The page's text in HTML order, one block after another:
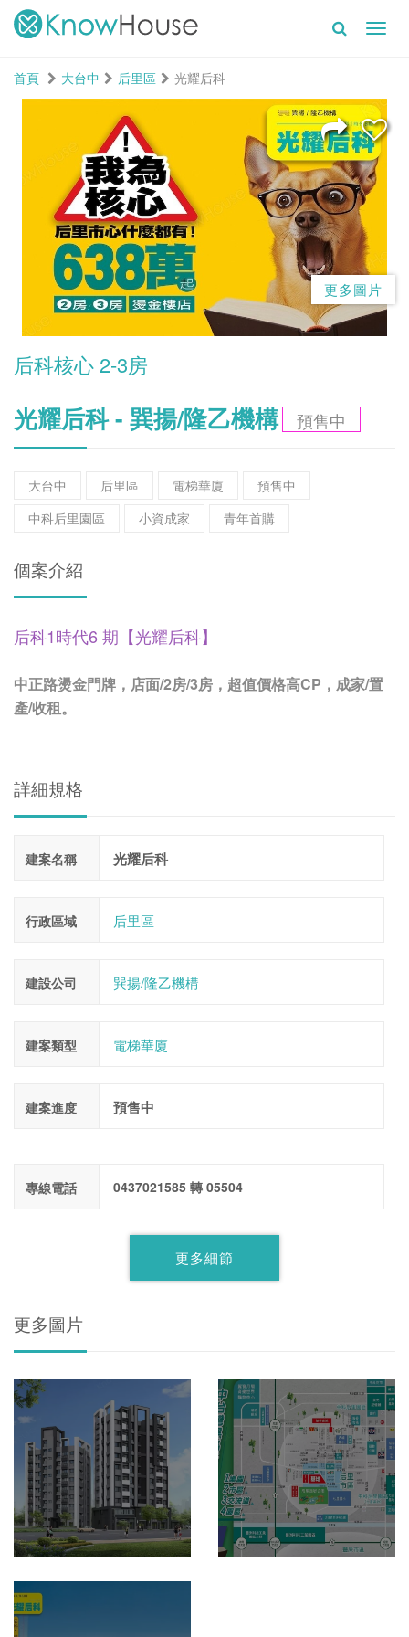
首頁
大台中 后里區 光耀后科
更多圖片
后科核心 2-3房
光耀后科 - 巽揚/隆乙機構 預售中
大台中 后里區 電梯華廈
預售中
中科后里園區
小資成家 青年首購
個案介紹
后科1時代6 期【光耀后科】
中正路燙金門牌，店面/2房/3房，超值價格高CP，成家/置
產/收租。
詳細規格
建案名稱 光耀后科
行政區域 后里區
建設公司 巽揚/隆乙機構
建案類型 電梯華廈
建案進度 預售中
專線電話 0437021585 轉 05504
更多細節
更多圖片